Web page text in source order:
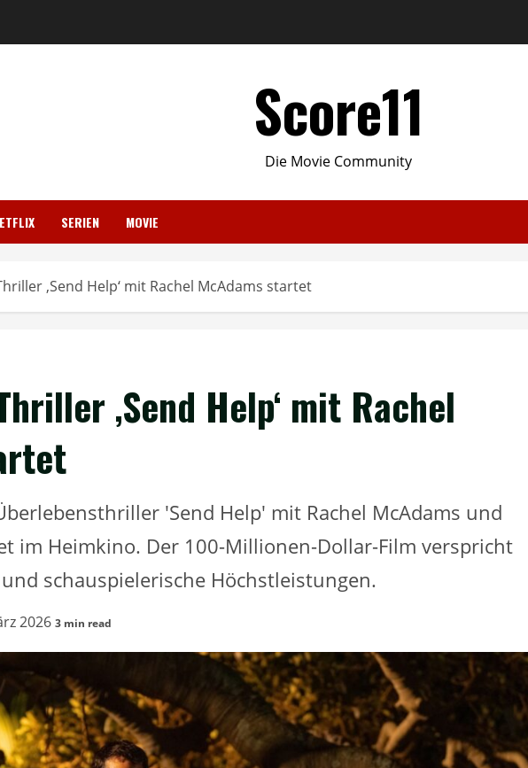
Score11
Die Movie Community
SERIEN MOVIE
‚Send Help‘ mit Rachel McAdams startet
‚Send Help‘ mit Rachel
'Send Help' mit Rachel McAdams und
im Heimkino. Der 100-Millionen-Dollar-Film verspricht
schauspielerische Höchstleistungen.
2026 3 min read